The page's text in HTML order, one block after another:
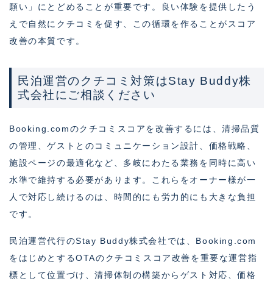
願い」にとどめることが重要です。良い体験を提供したう
えで自然にクチコミを促す、この循環を作ることがスコア
改善の本質です。
民泊運営のクチコミ対策はStay Buddy株
式会社にご相談ください
Booking.comのクチコミスコアを改善するには、清掃品質
の管理、ゲストとのコミュニケーション設計、価格戦略、
施設ページの最適化など、多岐にわたる業務を同時に高い
水準で維持する必要があります。これらをオーナー様が一
人で対応し続けるのは、時間的にも労力的にも大きな負担
です。
民泊運営代行のStay Buddy株式会社では、Booking.com
をはじめとするOTAのクチコミスコア改善を重要な運営指
標として位置づけ、清掃体制の構築からゲスト対応、価格